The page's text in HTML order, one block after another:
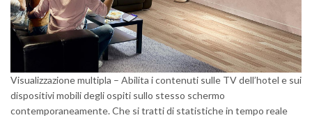
Visualizzazione multipla – Abilita i contenuti sulle TV dell’hotel e sui
dispositivi mobili degli ospiti sullo stesso schermo
contemporaneamente. Che si tratti di statistiche in tempo reale